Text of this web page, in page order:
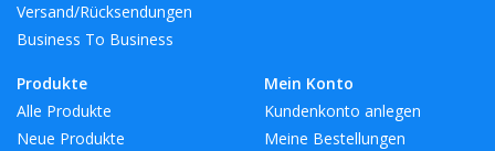
Versand/Rücksendungen
Business To Business
Produkte
Alle Produkte
Neue Produkte
Mein Konto
Kundenkonto anlegen
Meine Bestellungen